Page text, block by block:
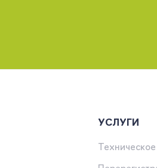
УСЛУГИ